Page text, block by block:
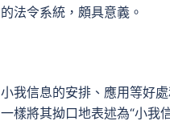
的法令系統，頗具意義。
小我信息的安排、應用等好
一樣將其拗口地表述為“小我